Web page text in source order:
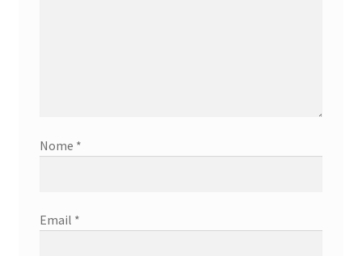
Nome *
Email *